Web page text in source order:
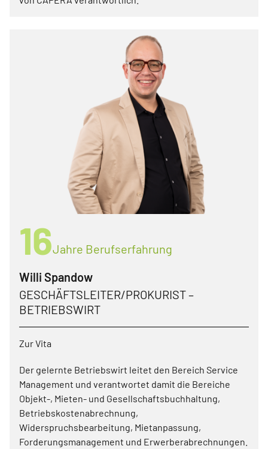
16Jahre Berufserfahrung
Willi Spandow
GESCHÄFTSLEITER/PROKURIST –
BETRIEBSWIRT
Zur Vita
Der gelernte Betriebswirt leitet den Bereich Service
Management und verantwortet damit die Bereiche
Objekt-, Mieten- und Gesellschaftsbuchhaltung,
Betriebskostenabrechnung,
Widerspruchsbearbeitung, Mietanpassung,
Forderungsmanagement und Erwerberabrechnungen.